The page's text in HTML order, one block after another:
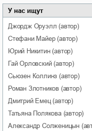
У нас ищут
Джордж Оруэлл (автор)
Стефани Майер(автор)
Юрий Никитин(автор)
Гай Орловский(автор)
Сьюзен Коллинз (автор)
Роман Злотников (автор)
Дмитрий Емец(автор)
Татьяна Полякова(автор)
Александр Солженицын